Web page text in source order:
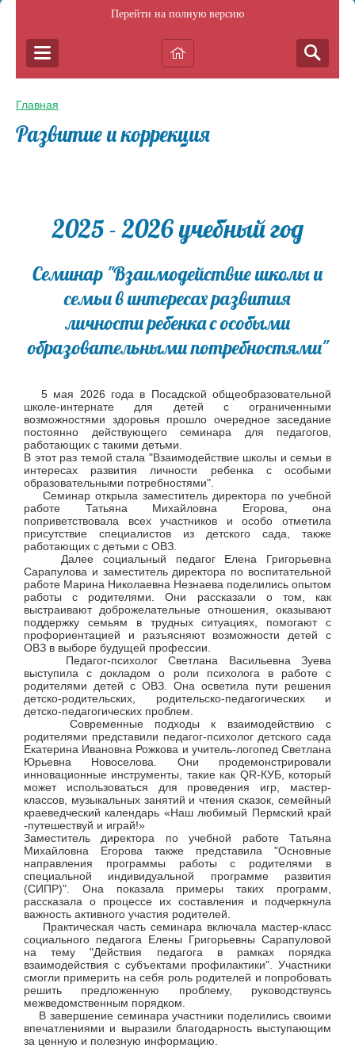
Перейти на полную версию
Главная
Развитие и коррекция
2025 - 2026 учебный год
Семинар "Взаимодействие школы и
семьи в интересах развития
личности ребенка с особыми
образовательными потребностями"
5 мая 2026 года в Посадской общеобразовательной
школе-интернате для детей с ограниченными
возможностями здоровья прошло очередное заседание
постоянно действующего семинара для педагогов,
работающих с такими детьми.
В этот раз темой стала "Взаимодействие школы и семьи в
интересах развития личности ребенка с особыми
образовательными потребностями".
Семинар открыла заместитель директора по учебной
работе Татьяна Михайловна Егорова, она
поприветствовала всех участников и особо отметила
присутствие специалистов из детского сада, также
работающих с детьми с ОВЗ.
Далее социальный педагог Елена Григорьевна
Сарапулова и заместитель директора по воспитательной
работе Марина Николаевна Незнаева поделились опытом
работы с родителями. Они рассказали о том, как
выстраивают доброжелательные отношения, оказывают
поддержку семьям в трудных ситуациях, помогают с
профориентацией и разъясняют возможности детей с
ОВЗ в выборе будущей профессии.
Педагог-психолог Светлана Васильевна Зуева
выступила с докладом о роли психолога в работе с
родителями детей с ОВЗ. Она осветила пути решения
детско-родительских, родительско-педагогических и
детско-педагогических проблем.
Современные подходы к взаимодействию с
родителями представили педагог-психолог детского сада
Екатерина Ивановна Рожкова и учитель-логопед Светлана
Юрьевна Новоселова. Они продемонстрировали
инновационные инструменты, такие как QR-КУБ, который
может использоваться для проведения игр, мастер-
классов, музыкальных занятий и чтения сказок, семейный
краеведческий календарь «Наш любимый Пермский край
-путешествуй и играй!»
Заместитель директора по учебной работе Татьяна
Михайловна Егорова также представила "Основные
направления программы работы с родителями в
специальной индивидуальной программе развития
(СИПР)". Она показала примеры таких программ,
рассказала о процессе их составления и подчеркнула
важность активного участия родителей.
Практическая часть семинара включала мастер-класс
социального педагога Елены Григорьевны Сарапуловой
на тему "Действия педагога в рамках порядка
взаимодействия с субъектами профилактики". Участники
смогли примерить на себя роль родителей и попробовать
решить предложенную проблему, руководствуясь
межведомственным порядком.
В завершение семинара участники поделились своими
впечатлениями и выразили благодарность выступающим
за ценную и полезную информацию.